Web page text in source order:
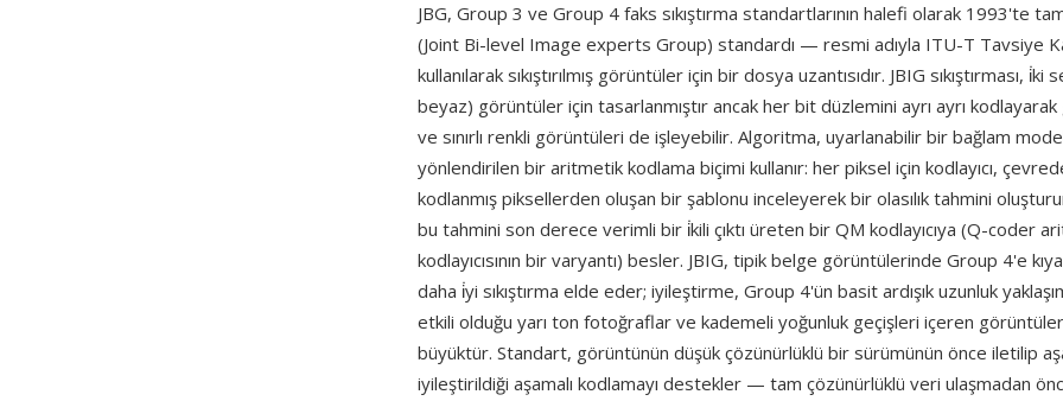
JBG, Group 3 ve Group 4 faks sıkıştırma standartlarının halefi olarak 1993'te
(Joint Bi-level Image experts Group) standardı — resmi adıyla ITU-T Tavsiye
kullanılarak sıkıştırılmış görüntüler için bir dosya uzantısıdır. JBIG sıkıştırması, i̇ki
beyaz) görüntüler için tasarlanmıştır ancak her bit düzlemini ayrı ayrı kodlayarak
ve sınırlı renkli görüntüleri de işleyebilir. Algoritma, uyarlanabilir bir bağlam
yönlendirilen bir aritmetik kodlama biçimi kullanır: her piksel için kodlayıcı,
kodlanmış piksellerden oluşan bir şablonu inceleyerek bir olasılık tahmini
bu tahmini son derece verimli bir i̇kili çıktı üreten bir QM kodlayıcıya (Q-coder
kodlayıcısının bir varyantı) besler. JBIG, tipik belge görüntülerinde Group 4'e
daha i̇yi sıkıştırma elde eder; iyileştirme, Group 4'ün basit ardışık uzunluk
etkili olduğu yarı ton fotoğraflar ve kademeli yoğunluk geçişleri içeren
büyüktür. Standart, görüntünün düşük çözünürlüklü bir sürümünün önce iletilip
iyileştirildiği aşamalı kodlamayı destekler — tam çözünürlüklü veri ulaşmadan önce